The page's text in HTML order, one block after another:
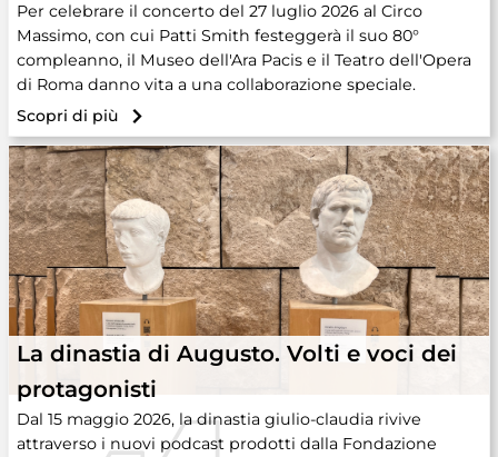
Per celebrare il concerto del 27 luglio 2026 al Circo
Massimo, con cui Patti Smith festeggerà il suo 80°
compleanno, il Museo dell'Ara Pacis e il Teatro dell'Opera
di Roma danno vita a una collaborazione speciale.
Scopri di più
La dinastia di Augusto. Volti e voci dei
protagonisti
Dal 15 maggio 2026, la dinastia giulio-claudia rivive
attraverso i nuovi podcast prodotti dalla Fondazione